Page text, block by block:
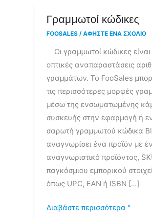
Γραμμωτοί κώδικες
FOOSALES / ΑΦΉΣΤΕ ΈΝΑ ΣΧΌΛΙΟ
Οι γραμμωτοί κώδικες είναι
οπτικές αναπαραστάσεις
γραμμάτων. Το FooSales
τις περισσότερες μορφές
μέσω της ενσωματωμένης
συσκευής στην εφαρμογή ή
σαρωτή γραμμωτού κώδικα
αναγνωρίσει ένα προϊόν με
αναγνωριστικό προϊόντος,
παγκόσμιου εμπορικού
όπως UPC, EAN ή ISBN [...]
Γραμμωτοί
κώδικες
Διαβάστε περισσότερα "